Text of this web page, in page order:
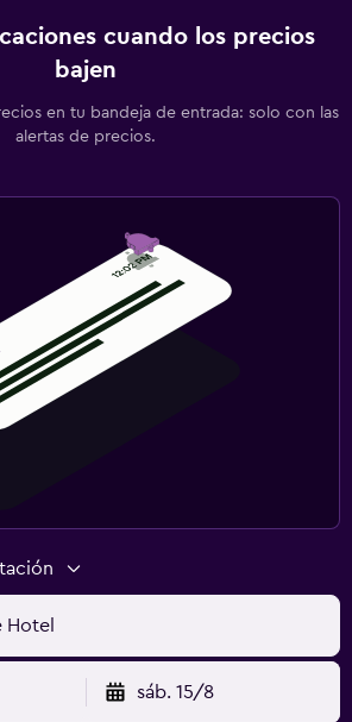
cuando los precios
bajen
en tu bandeja de entrada: solo con las
alertas de precios.
Hotel
sáb. 15/8